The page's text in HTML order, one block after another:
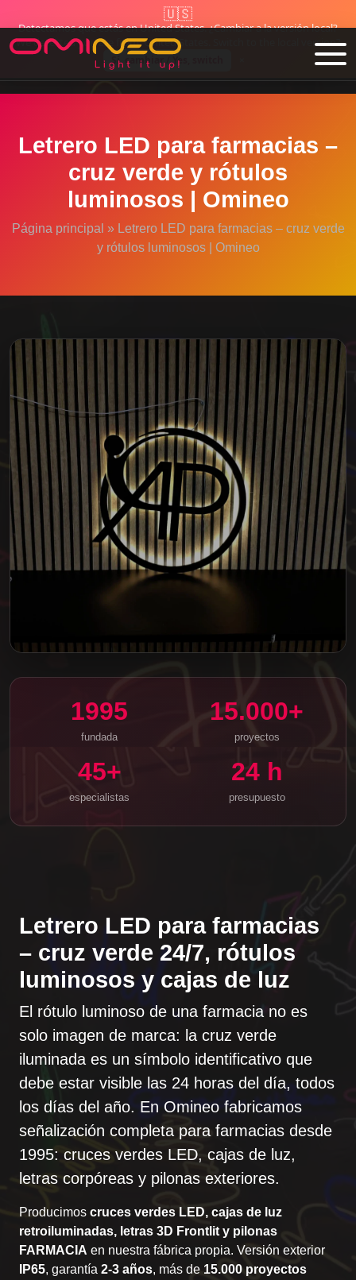
🇪🇺 Hecho en UE desde 1995 ✓ Envío gratuito en toda la UE
🇺🇸
Detectamos que estás en United States. ¿Cambiar a la versión local?
We detected you are from: United States. Switch to the local version?
Sí, cambiar / Yes, switch
Skip to main content
Letrero LED para farmacias –
cruz verde y rótulos
luminosos | Omineo
Página principal » Letrero LED para farmacias – cruz verde
y rótulos luminosos | Omineo
1995
fundada
15.000+
proyectos
45+
especialistas
24 h
presupuesto
Letrero LED para farmacias
– cruz verde 24/7, rótulos
luminosos y cajas de luz
El rótulo luminoso de una farmacia no es
solo imagen de marca: la cruz verde
iluminada es un símbolo identificativo que
debe estar visible las 24 horas del día, todos
los días del año. En Omineo fabricamos
señalización completa para farmacias desde
1995: cruces verdes LED, cajas de luz,
letras corpóreas y pilonas exteriores.
Producimos cruces verdes LED, cajas de luz
retroiluminadas, letras 3D Frontlit y pilonas
FARMACIA en nuestra fábrica propia. Versión exterior
IP65, garantía 2-3 años, más de 15.000 proyectos